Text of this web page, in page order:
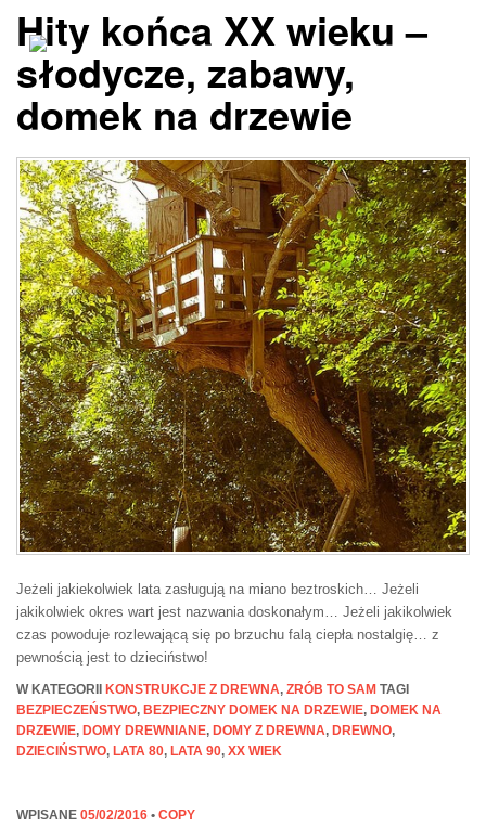
Hity końca XX wieku –
słodycze, zabawy,
domek na drzewie
Jeżeli jakiekolwiek lata zasługują na miano beztroskich… Jeżeli
jakikolwiek okres wart jest nazwania doskonałym… Jeżeli jakikolwiek
czas powoduje rozlewającą się po brzuchu falą ciepła nostalgię… z
pewnością jest to dzieciństwo!
W KATEGORII KONSTRUKCJE Z DREWNA, ZRÓB TO SAM TAGI
BEZPIECZEŃSTWO, BEZPIECZNY DOMEK NA DRZEWIE, DOMEK NA
DRZEWIE, DOMY DREWNIANE, DOMY Z DREWNA, DREWNO,
DZIECIŃSTWO, LATA 80, LATA 90, XX WIEK
WPISANE 05/02/2016 • COPY